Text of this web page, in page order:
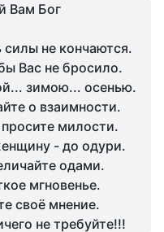
Вам Бог
не кончаются.
Вас не бросило.
зимою... осенью.
о взаимности.
милости.
- до одури.
одами.
мгновенье.
своё мнение.
не требуйте!!!